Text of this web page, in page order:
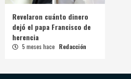
Revelaron cuánto dinero
dejó el papa Francisco de
herencia
5 meses hace Redacción